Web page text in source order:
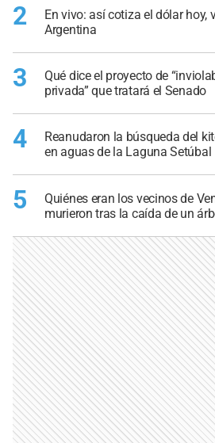
2
En vivo: así cotiza el dólar hoy,
Argentina
3
Qué dice el proyecto de
privada” que tratará el Senado
4
Reanudaron la búsqueda del
en aguas de la Laguna Setúbal
5
Quiénes eran los vecinos de
murieron tras la caída de un